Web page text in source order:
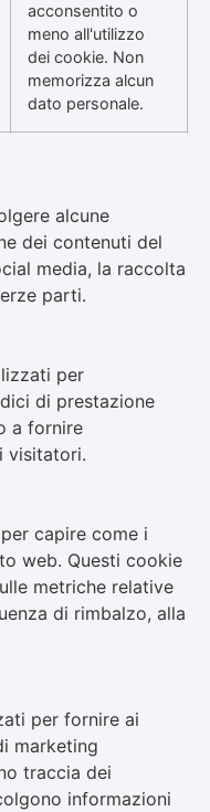
acconsentito o
meno all'utilizzo
dei cookie. Non
memorizza alcun
dato personale.
alcune
dei contenuti del
media, la raccolta
parti.
per
di prestazione
a fornire
visitatori.
capire come i
web. Questi cookie
metriche relative
di rimbalzo, alla
per fornire ai
marketing
traccia dei
informazioni